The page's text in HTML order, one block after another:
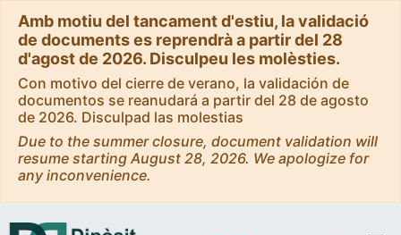
Amb motiu del tancament d'estiu, la validació
de documents es reprendrà a partir del 28
d'agost de 2026. Disculpeu les molèsties.
Con motivo del cierre de verano, la validación de
documentos se reanudará a partir del 28 de agosto
de 2026. Disculpad las molestias
Due to the summer closure, document validation will
resume starting August 28, 2026. We apologize for
any inconvenience.